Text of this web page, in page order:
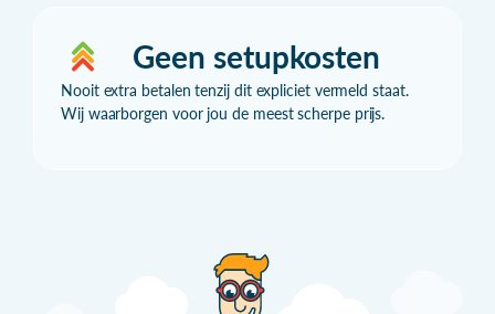
Geen setupkosten
Nooit extra betalen tenzij dit expliciet vermeld staat.
Wij waarborgen voor jou de meest scherpe prijs.